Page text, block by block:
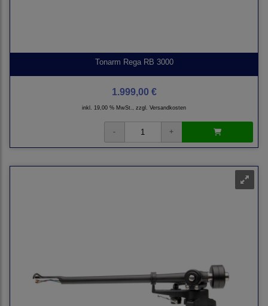
Tonarm Rega RB 3000
1.999,00 €
inkl. 19,00 % MwSt., zzgl. Versandkosten